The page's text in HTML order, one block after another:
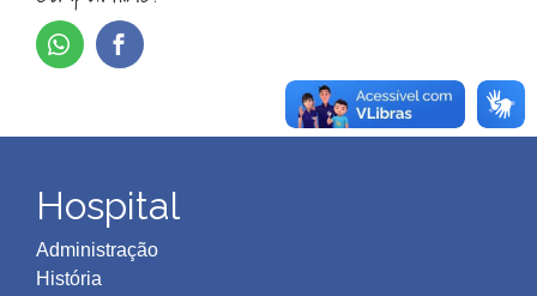
Hospital
Administração
História